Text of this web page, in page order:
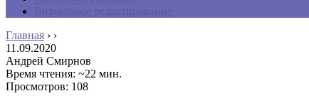
Главная › ›
11.09.2020
Андрей Смирнов
Время чтения: ~22 мин.
Просмотров: 108